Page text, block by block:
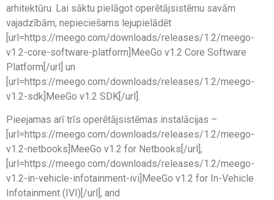
arhitektūru. Lai sāktu pielāgot operētājsistēmu savām
vajadzībām, nepieciešams lejupielādēt
[url=https://meego.com/downloads/releases/1.2/meego-
v1.2-core-software-platform]MeeGo v1.2 Core Software
Platform[/url] un
[url=https://meego.com/downloads/releases/1.2/meego-
v1.2-sdk]MeeGo v1.2 SDK[/url].
Pieejamas arī trīs operētājsistēmas instalācijas –
[url=https://meego.com/downloads/releases/1.2/meego-
v1.2-netbooks]MeeGo v1.2 for Netbooks[/url],
[url=https://meego.com/downloads/releases/1.2/meego-
v1.2-in-vehicle-infotainment-ivi]MeeGo v1.2 for In-Vehicle
Infotainment (IVI)[/url], and